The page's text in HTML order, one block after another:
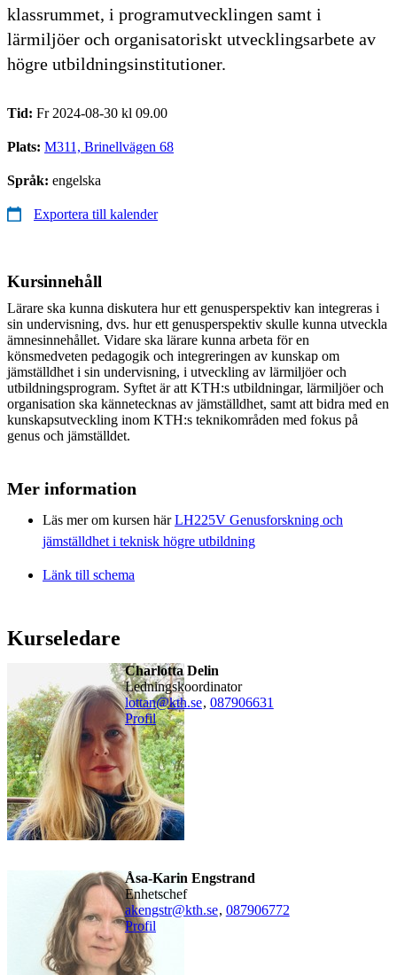
klassrummet, i programutvecklingen samt i
lärmiljöer och organisatoriskt utvecklingsarbete av
högre utbildningsinstitutioner.
Tid: Fr 2024-08-30 kl 09.00
Plats: M311, Brinellvägen 68
Språk: engelska
Exportera till kalender
Kursinnehåll
Lärare ska kunna diskutera hur ett genusperspektiv kan integreras i
sin undervisning, dvs. hur ett genusperspektiv skulle kunna utveckla
ämnesinnehållet. Vidare ska lärare kunna arbeta för en
könsmedveten pedagogik och integreringen av kunskap om
jämställdhet i sin undervisning, i utveckling av lärmiljöer och
utbildningsprogram. Syftet är att KTH:s utbildningar, lärmiljöer och
organisation ska kännetecknas av jämställdhet, samt att bidra med en
kunskapsutveckling inom KTH:s teknikområden med fokus på
genus och jämställdet.
Mer information
Läs mer om kursen härLH225V Genusforskning och
jämställdhet i teknisk högre utbildning
Länk till schema
Kurseledare
Charlotta Delin
ledningskoordinator
lottan@kth.se, 087906631
Profil
Åsa-Karin Engstrand
enhetschef
akengstr@kth.se, 087906772
Profil